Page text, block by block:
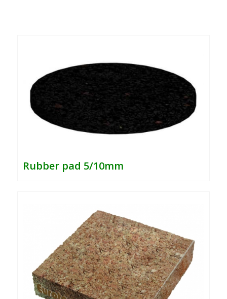
Rubber pad 5/10mm